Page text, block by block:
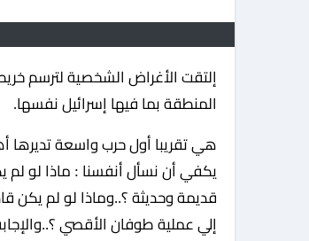
إلتقت الأغراض الشخصية لترسم خريطة مأساوية دون الالتفات إلي أبعاد وتوابع الحرب الهمجية علي غزة وعلي
المنطقة بما فيها إسرائيل نفسها.
هي تقريبا أول حرب واسعة تديرها
يكفي أن نسأل أنفسنا : ماذا لو لم
قديمة وحديثة ؟..وماذا لو لم يكن
إلي عملية طوفان الأقصي